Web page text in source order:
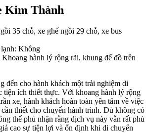
Kim Thành
35 chỗ, xe ghế ngồi 29 chỗ, xe bus
Không
hành lý rộng rãi, khung để đồ trên
đến cho hành khách một trải nghiệm di
tiện ích thiết thực. Với khoang hành lý rộng
xe, hành khách hoàn toàn yên tâm về việc
thiết cho chuyến hành trình. Dù không có
thể phủ nhận rằng dịch vụ này vẫn rất phù
cao sự tiện lợi và ổn định khi di chuyển